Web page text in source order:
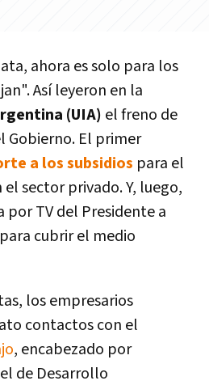
ahora es solo para los
Así leyeron en la
(UIA) el freno de
Gobierno. El primer
a los subsidios para el
sector privado. Y, luego,
por TV del Presidente a
cubrir el medio
los empresarios
contactos con el
, encabezado por
de Desarrollo